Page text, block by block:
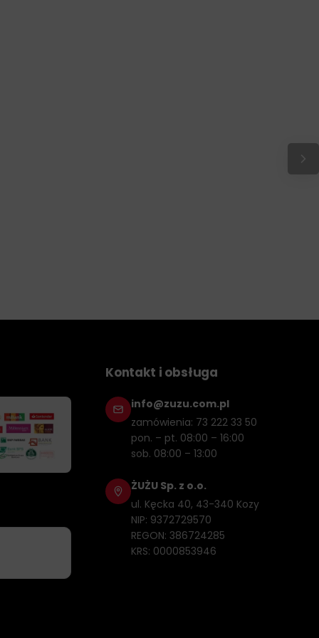
Kontakt i obsługa
info@zuzu.com.pl
zamówienia: 73 222 33 50
pon. – pt. 08:00 – 16:00
sob. 08:00 – 13:00
ŻUŻU Sp. z o.o.
ul. Kęcka 40, 43-340 Kozy
NIP: 9372729570
REGON: 386724285
KRS: 0000853946